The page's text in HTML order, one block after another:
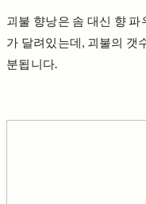
괴불 향낭은 솜 대신 향
가 달려있는데, 괴불의 갯
분됩니다.